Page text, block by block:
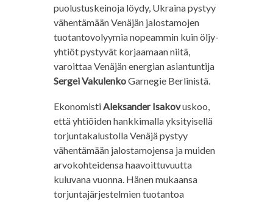
puolustuskeinoja löydy, Ukraina pystyy
vähentämään Venäjän jalostamojen
tuotantovolyymia nopeammin kuin öljy-
yhtiöt pystyvät korjaamaan niitä,
varoittaa Venäjän energian asiantuntija
Sergei VakulenkoGarnegie Berlinistä.
EkonomistiAleksander Isakovuskoo,
että yhtiöiden hankkimalla yksityisellä
torjuntakalustolla Venäjä pystyy
vähentämään jalostamojensa ja muiden
arvokohteidensa haavoittuvuutta
kuluvana vuonna. Hänen mukaansa
torjuntajärjestelmien tuotantoa